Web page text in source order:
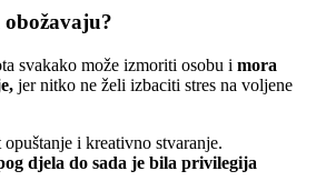
svakako može izmoriti osobu i mora
jer nitko ne želi izbaciti stres na voljene
i kreativno stvaranje.
djela do sada je bila privilegija